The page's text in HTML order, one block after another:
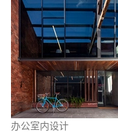
办公室内设计